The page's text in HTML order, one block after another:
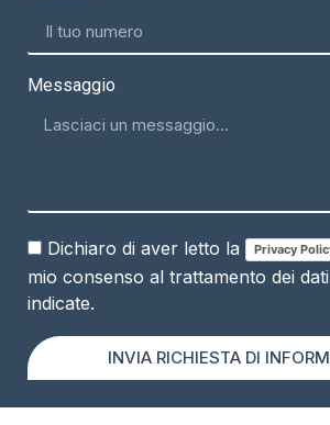
Messaggio
Dichiaro di aver letto la Privacy
mio consenso al trattamento dei
indicate.
INVIA RICHIESTA DI